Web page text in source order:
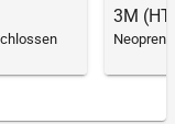
3M
Neopren,